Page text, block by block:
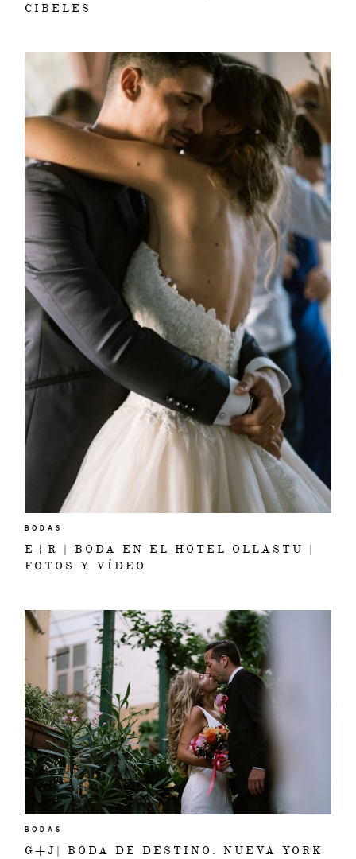
CIBELES
BODAS
E+R | BODA EN EL HOTEL OLLASTU |
FOTOS Y VÍDEO
BODAS
G+J| BODA DE DESTINO. NUEVA YORK
INICIO
PORTFOLIO
VÍDEOS
QUIEN
SOY
INFO,
P&R
BLOG
HISTORIAS
EVENTOS
|
MODA
CONTACTO